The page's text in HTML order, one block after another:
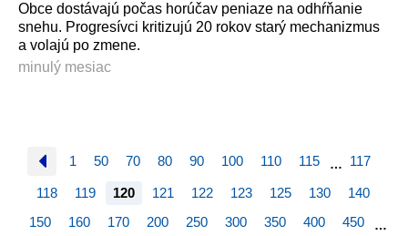
Obce dostávajú počas horúčav peniaze na odhŕňanie
snehu. Progresívci kritizujú 20 rokov starý mechanizmus
a volajú po zmene.
minulý mesiac
1 50 70 80 90 100 110 115 … 117
118 119 120 121 122 123 125 130
140
150
160 170 200 250 300 350 400 450 …